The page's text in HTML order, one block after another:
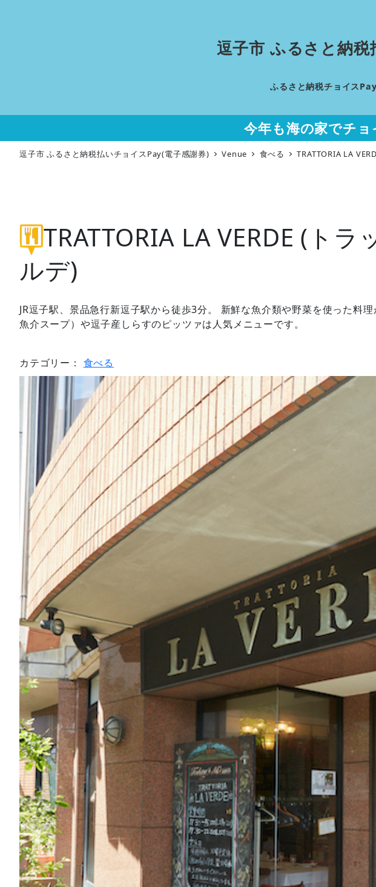
逗子市 ふるさと納
ふるさと納税チョイス
今年も海の家でチ
逗子市 ふるさと納税払いチョイスPay(電子感謝券) Venue 食べる TRATTORIA LA
TRATTORIA LA VERDE (ト
ルデ)
JR逗子駅、景品急行新逗子駅から徒歩3分。 新鮮な魚介類や野菜を使った料
魚介スープ）や逗子産しらすのピッツァは人気メニューです。
カテゴリー： 食べる